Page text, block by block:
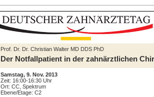
Prof. Dr. Dr. Christian Walter MD DDS PhD
Der Notfallpatient in der zahnärztlichen
Samstag, 9. Nov. 2013
Zeit: 16:00-16:30 Uhr
Ort: CC, Spektrum
Ebene/Etage: C2